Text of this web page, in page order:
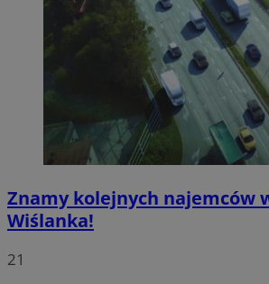
Znamy kolejnych najemców
Wiślanka!
21